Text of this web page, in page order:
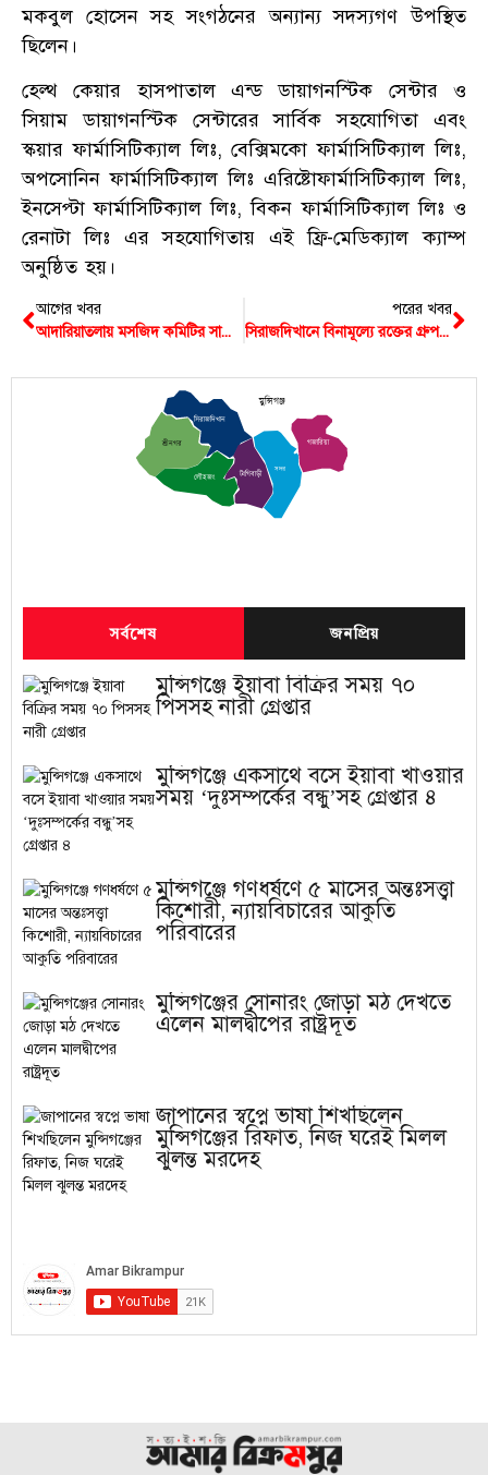
মকবুল হোসেন সহ সংগঠনের অন্যান্য সদস্যগণ উপস্থিত
ছিলেন।
হেল্থ কেয়ার হাসপাতাল এন্ড ডায়াগনস্টিক সেন্টার ও
সিয়াম ডায়াগনস্টিক সেন্টারের সার্বিক সহযোগিতা এবং
স্কয়ার ফার্মাসিটিক্যাল লিঃ, বেক্সিমকো ফার্মাসিটিক্যাল লিঃ,
অপসোনিন ফার্মাসিটিক্যাল লিঃ এরিষ্টোফার্মাসিটিক্যাল লিঃ,
ইনসেপ্টা ফার্মাসিটিক্যাল লিঃ, বিকন ফার্মাসিটিক্যাল লিঃ ও
রেনাটা লিঃ এর সহযোগিতায় এই ফ্রি-মেডিক্যাল ক্যাম্প
অনুষ্ঠিত হয়।
আগের খবর
আদারিয়াতলায় মসজিদ কমিটির সাথে মাহতাব উদ্দিন কল্লোলের মতবিনিময়
পরের খবর
সিরাজদিখানে বিনামূল্যে রক্তের গ্রুপ নির্ণয় কমসূচি
শ্রীনগর
সিরাজদিখান
টংগিবাড়ী
সদর
গজারিয়া
লৌহজং
মুন্সিগঞ্জ
সর্বশেষ জনপ্রিয়
মুন্সিগঞ্জে ইয়াবা বিক্রির সময় ৭০
পিসসহ নারী গ্রেপ্তার
মুন্সিগঞ্জে একসাথে বসে ইয়াবা খাওয়ার
সময় ‘দুঃসম্পর্কের বন্ধু’সহ গ্রেপ্তার ৪
মুন্সিগঞ্জে গণধর্ষণে ৫ মাসের অন্তঃসত্ত্বা
কিশোরী, ন্যায়বিচারের আকুতি
পরিবারের
মুন্সিগঞ্জের সোনারং জোড়া মঠ দেখতে
এলেন মালদ্বীপের রাষ্ট্রদূত
জাপানের স্বপ্নে ভাষা শিখছিলেন
মুন্সিগঞ্জের রিফাত, নিজ ঘরেই মিলল
ঝুলন্ত মরদেহ